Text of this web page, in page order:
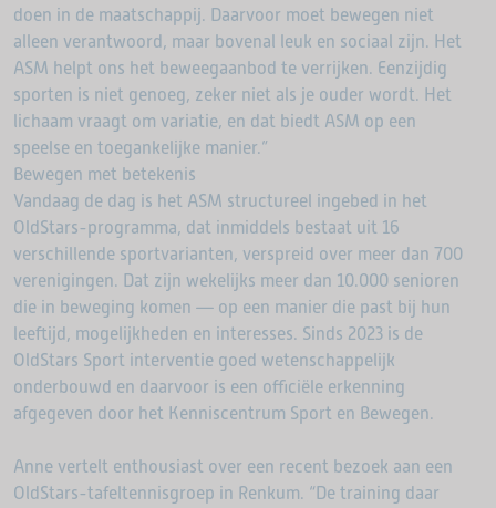
doen in de maatschappij. Daarvoor moet bewegen niet
alleen verantwoord, maar bovenal leuk en sociaal zijn. Het
ASM helpt ons het beweegaanbod te verrijken. Eenzijdig
sporten is niet genoeg, zeker niet als je ouder wordt. Het
lichaam vraagt om variatie, en dat biedt ASM op een
speelse en toegankelijke manier.”
Bewegen met betekenis
Vandaag de dag is het ASM structureel ingebed in het
OldStars-programma, dat inmiddels bestaat uit 16
verschillende sportvarianten, verspreid over meer dan 700
verenigingen. Dat zijn wekelijks meer dan 10.000 senioren
die in beweging komen — op een manier die past bij hun
leeftijd, mogelijkheden en interesses. Sinds 2023 is de
OldStars Sport interventie goed wetenschappelijk
onderbouwd en daarvoor is een officiële erkenning
afgegeven door het Kenniscentrum Sport en Bewegen.
Anne vertelt enthousiast over een recent bezoek aan een
OldStars-tafeltennisgroep in Renkum. “De training daar